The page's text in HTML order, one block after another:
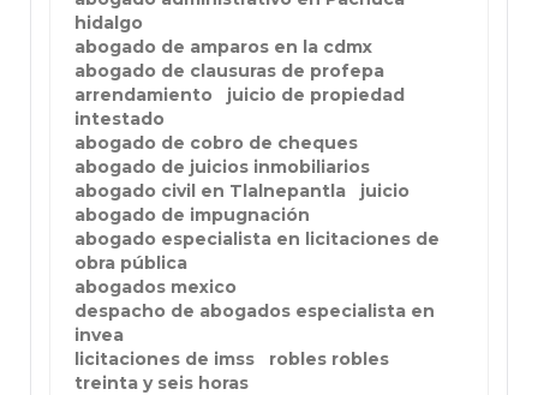
hidalgo
abogado de amparos en la cdmx
abogado de clausuras de profepa
arrendamiento
juicio de propiedad
intestado
abogado de cobro de cheques
abogado de juicios inmobiliarios
abogado civil en Tlalnepantla
juicio
abogado de impugnación
abogado especialista en licitaciones de
obra pública
abogados mexico
despacho de abogados especialista en
invea
licitaciones de imss
robles robles
treinta y seis horas